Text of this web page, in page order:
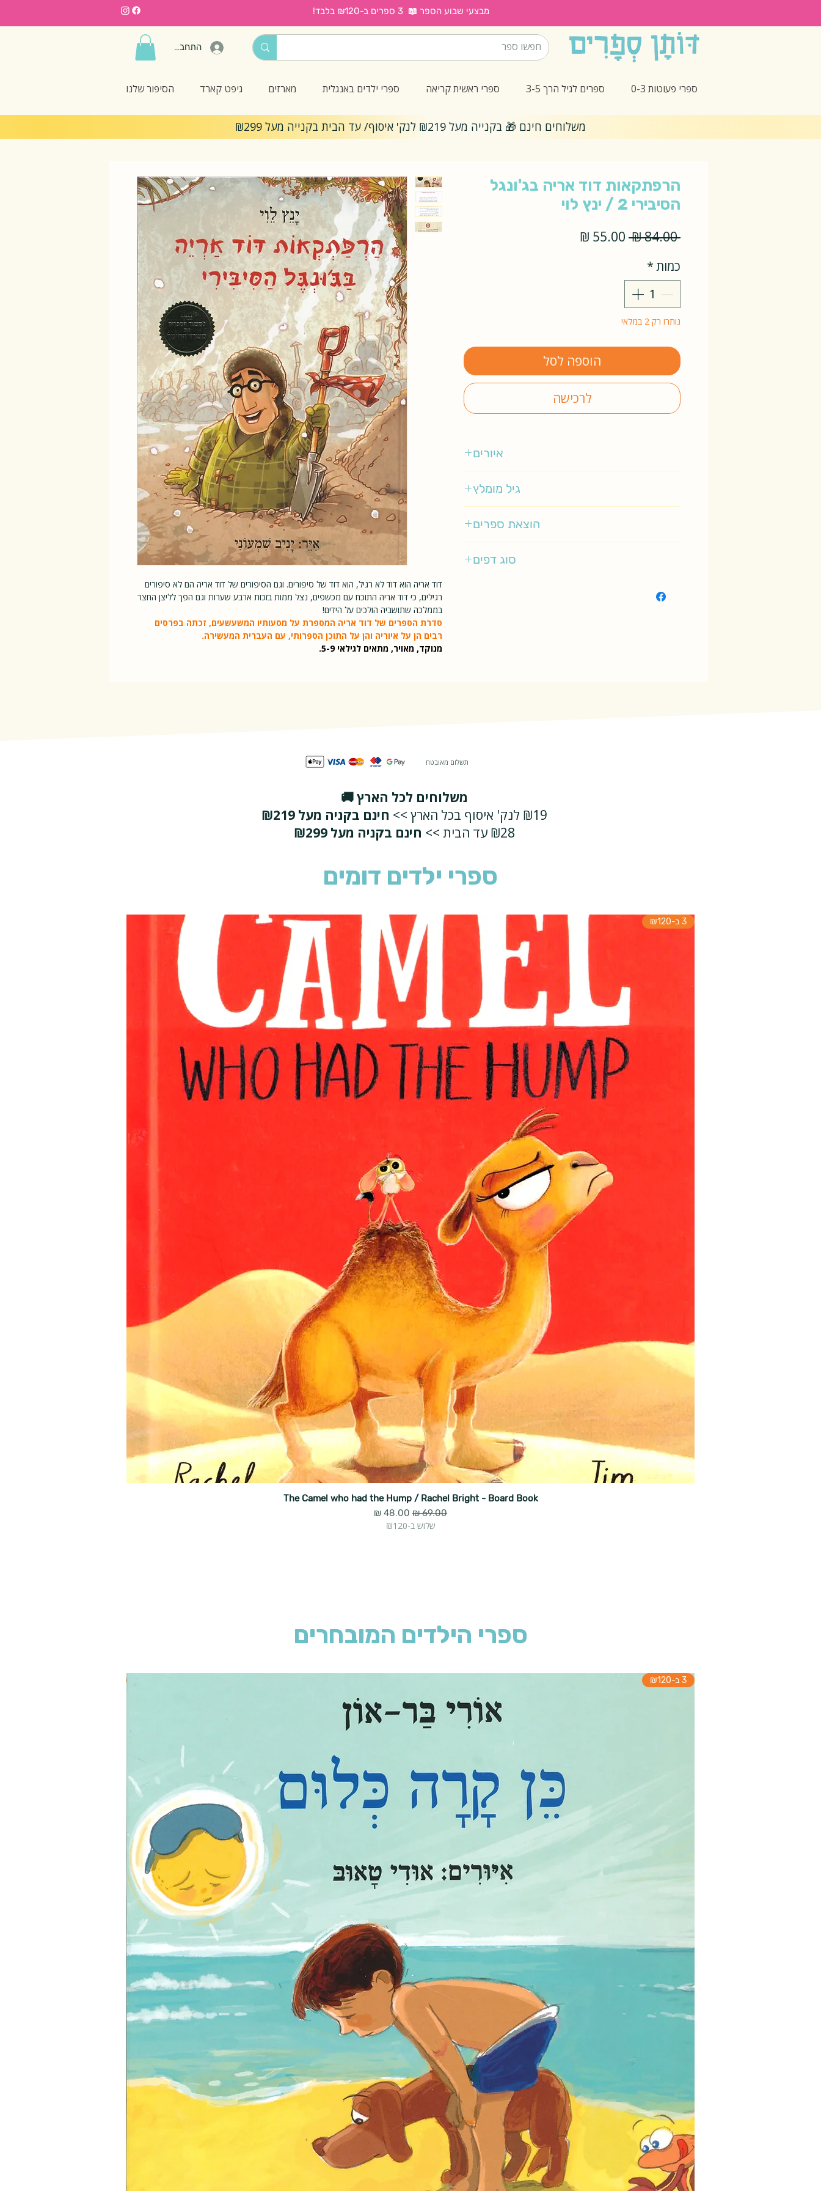
מבצעי שבוע הספר 📖 3 ספרים ב-₪120 בלבד!
התחברות
ספרי פעוטות 0-3 ספרים לגיל הרך 3-5 ספרי ראשית קריאה ספרי ילדים באנגלית מארזים גיפט קארד הסיפור שלנו
משלוחים חינם 🎁 בקנייה מעל ₪219 לנק' איסוף/ עד הבית בקנייה מעל ₪299
דוד אריה הוא דוד לא רגיל, הוא דוד של סיפורים. וגם הסיפורים של דוד אריה הם לא סיפורים
רגילים, כי דוד אריה התוכח עם מכשפים, נצל ממות בזכות ארבע שערות וגם הפך לליצן החצר
בממלכה שתושביה הולכים על הידים!
סדרת הספרים של דוד אריה המספרת על מסעותיו המשעשעים, זכתה בפרסים
רבים הן על איוריה והן על התוכן הספרותי, עם העברית המעשירה.
מנוקד, מאויר, מתאים לגילאי 5-9.
הרפתקאות דוד אריה בג'ונגל
הסיבירי 2 / ינץ לוי
‏84.00 ‏₪
מחיר
כמות*
נותרו רק 2 במלאי
הוספה לסל
לרכישה
איורים
גיל מומלץ
הוצאת ספרים
סוג דפים
תשלום מאובטח
משלוחים לכל הארץ 🚚
₪19 לנק' איסוף בכל הארץ >>
חינם בקניה מעל ₪219
₪28 עד הבית >>
חינם בקניה מעל ₪299
ספרי ילדים דומים
3 ב-₪120
The Camel who had the Hump / Rachel Bright - Board Book
מחיר רגיל מחיר מבצע
שלוש ב-₪120
ספרי הילדים המובחרים
3 ב-₪120